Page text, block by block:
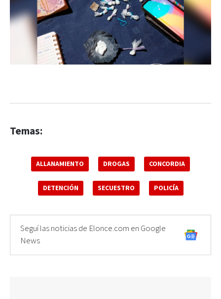
Temas:
ALLANAMIENTO DROGAS CONCORDIA
DETENCIÓN SECUESTRO POLICÍA
Seguí las noticias de Elonce.com en Google
News